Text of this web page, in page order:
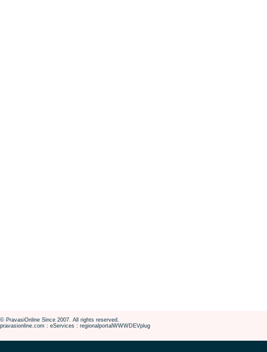
© PravasiOnline Since 2007. All rights reserved.
pravasionline.com : eServices : regionalportalWWWDEVplug